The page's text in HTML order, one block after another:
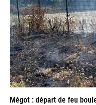
Mégot : départ de feu